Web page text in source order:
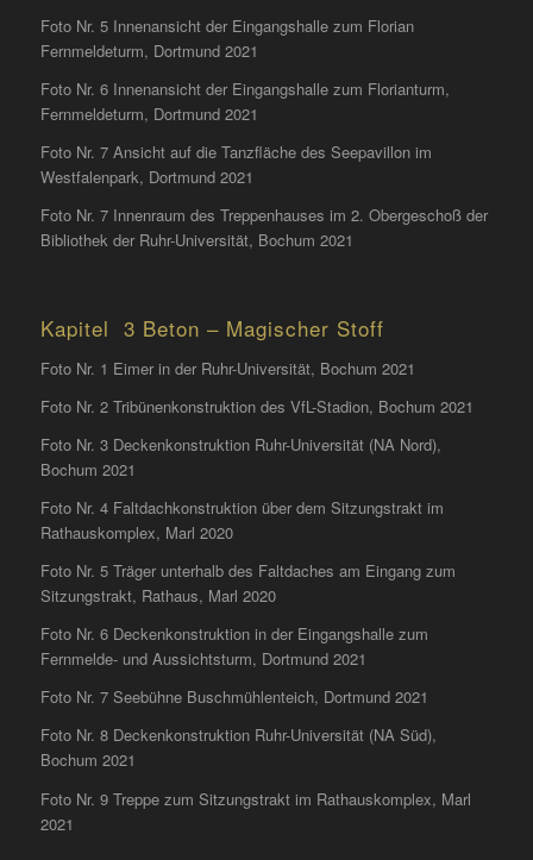
Foto Nr. 5 Innenansicht der Eingangshalle zum Florian
Fernmeldeturm, Dortmund 2021
Foto Nr. 6 Innenansicht der Eingangshalle zum Florianturm,
Fernmeldeturm, Dortmund 2021
Foto Nr. 7 Ansicht auf die Tanzfläche des Seepavillon im
Westfalenpark, Dortmund 2021
Foto Nr. 7 Innenraum des Treppenhauses im 2. Obergeschoß der
Bibliothek der Ruhr-Universität, Bochum 2021
Kapitel 3 Beton – Magischer Stoff
Foto Nr. 1 Eimer in der Ruhr-Universität, Bochum 2021
Foto Nr. 2 Tribünenkonstruktion des VfL-Stadion, Bochum 2021
Foto Nr. 3 Deckenkonstruktion Ruhr-Universität (NA Nord),
Bochum 2021
Foto Nr. 4 Faltdachkonstruktion über dem Sitzungstrakt im
Rathauskomplex, Marl 2020
Foto Nr. 5 Träger unterhalb des Faltdaches am Eingang zum
Sitzungstrakt, Rathaus, Marl 2020
Foto Nr. 6 Deckenkonstruktion in der Eingangshalle zum
Fernmelde- und Aussichtsturm, Dortmund 2021
Foto Nr. 7 Seebühne Buschmühlenteich, Dortmund 2021
Foto Nr. 8 Deckenkonstruktion Ruhr-Universität (NA Süd),
Bochum 2021
Foto Nr. 9 Treppe zum Sitzungstrakt im Rathauskomplex, Marl
2021